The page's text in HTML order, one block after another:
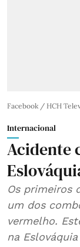
Facebook / HCH
Internacional
Acidente
Os primeiros
um dos
vermelho.
na